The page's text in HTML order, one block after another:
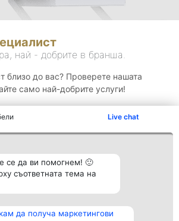
Live chat
се да ви помогнем! 🙂
съответната тема на
да получа маркетингови
най - добрите в бранша.
близо до вас? Проверете нашата
само най-добрите услуги!
Класация Контакти